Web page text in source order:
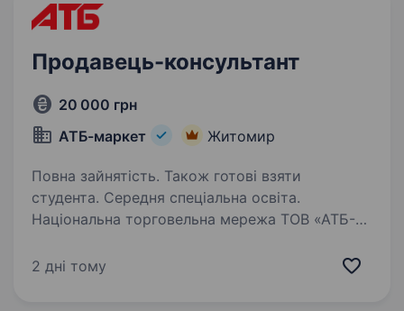
Продавець-консультант
20 000 грн
АТБ-маркет
Житомир
Повна зайнятість. Також готові взяти
студента. Середня спеціальна освіта.
Національна торговельна мережа ТОВ «АТБ-
великої сім'ї в будь-якому куточку України.
2 дні тому